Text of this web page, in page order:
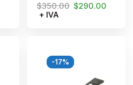
$350.00 $290.00
+ IVA
-17%